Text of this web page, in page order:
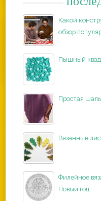
Какой
обзор
Пышный
Простая
Вязанные
Филейное
Новый год